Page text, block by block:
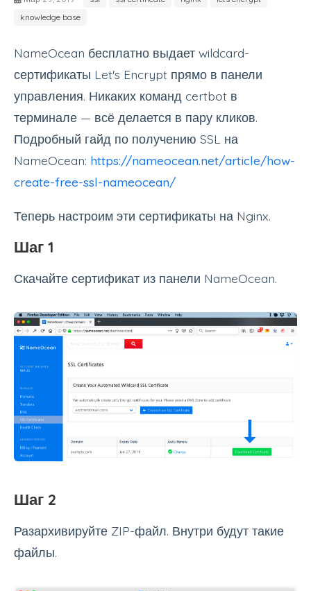
knowledge base
NameOcean бесплатно выдает wildcard-
сертификаты Let's Encrypt прямо в панели
управления. Никаких команд certbot в
терминале — всё делается в пару кликов.
Подробный гайд по получению SSL на
NameOcean: https://nameocean.net/article/how-
create-free-ssl-nameocean/
Теперь настроим эти сертификаты на Nginx.
Шаг 1
Скачайте сертификат из панели NameOcean.
Шаг 2
Разархивируйте ZIP-файл. Внутри будут такие
файлы.